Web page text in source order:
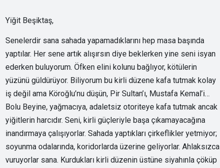
Yiğit Beşiktaş,
Senelerdir sana sahada yapamadıklarını hep masa başında
yaptılar. Her sene artık alışırsın diye beklerken yine seni isyan
ederken buluyorum. Öfken elini kolunu bağlıyor, kötülerin
yüzünü güldürüyor. Biliyorum bu kirli düzene kafa tutmak kolay
iş değil ama Köroğlu’nu düşün, Pir Sultan’ı, Mustafa Kemal’i…
Bolu Beyine, yağmacıya, adaletsiz otoriteye kafa tutmak ancak
yiğitlerin harcıdır. Seni, kirli güçleriyle başa çıkamayacağına
inandırmaya çalışıyorlar. Sahada yaptıkları çirkeflikler yetmiyor;
soyunma odalarında, koridorlarda üzerine geliyorlar. Ahlaksızca
vuruyorlar sana. Kurdukları kirli düzenin üstüne siyahınla çöküp